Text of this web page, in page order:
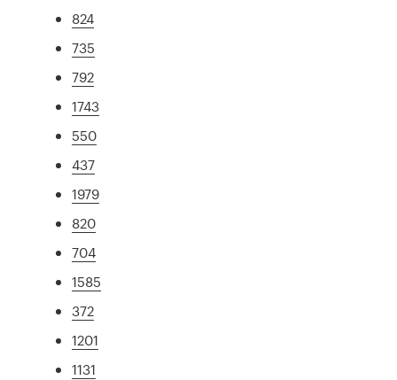
824
735
792
1743
550
437
1979
820
704
1585
372
1201
1131